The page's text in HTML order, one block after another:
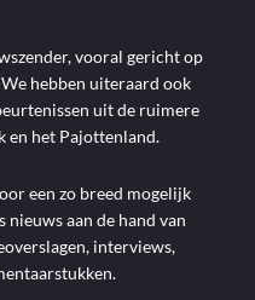
vooral gericht op
hebben uiteraard ook
uit de ruimere
en het Pajottenland.
een zo breed mogelijk
nieuws aan de hand van
interviews,